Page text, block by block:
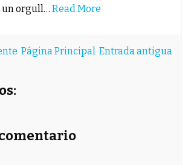
un orgull… Read More
Entrada antigua
Página Principal